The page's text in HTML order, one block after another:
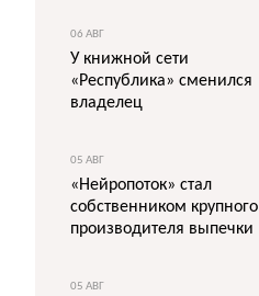
06 АВГ
У книжной сети
«Республика» сменился
владелец
05 АВГ
«Нейропоток» стал
собственником крупного
производителя выпечки
05 АВГ